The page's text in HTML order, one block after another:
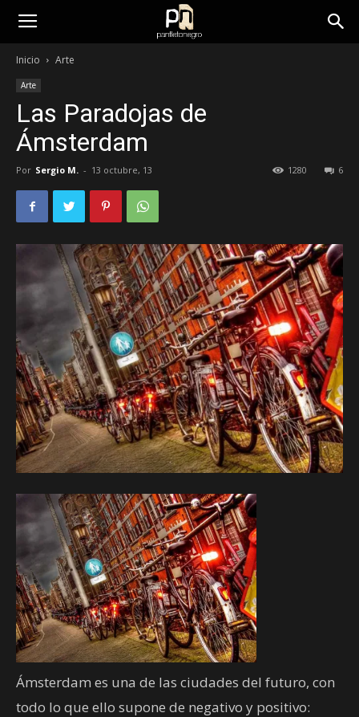
panfletonegro
Inicio Arte
Arte
Las Paradojas de
Ámsterdam
Por Sergio M. - 13 octubre, 13 6
1280
Ámsterdam es una de las ciudades del futuro, con
todo lo que ello supone de negativo y positivo: